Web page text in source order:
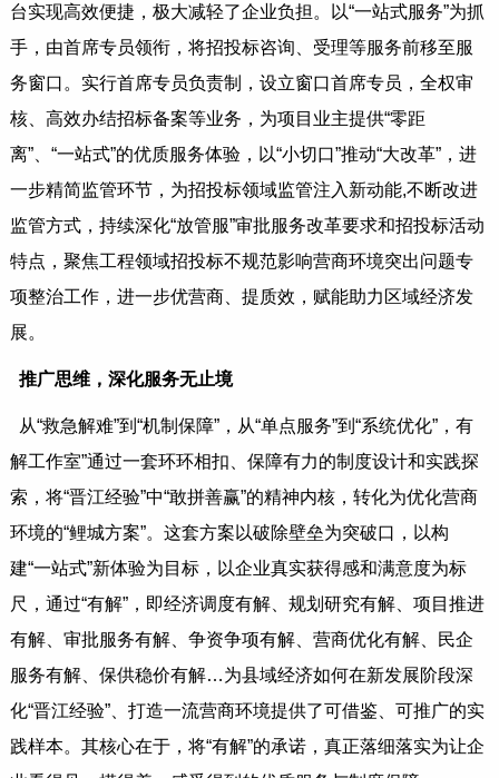
台实现高效便捷，极大减轻了企业负担。以“一站式服务”为抓
手，由首席专员领衔，将招投标咨询、受理等服务前移至服
务窗口。实行首席专员负责制，设立窗口首席专员，全权审
核、高效办结招标备案等业务，为项目业主提供“零距
离”、“一站式”的优质服务体验，以“小切口”推动“大改革”，进
一步精简监管环节，为招投标领域监管注入新动能,不断改进
监管方式，持续深化“放管服”审批服务改革要求和招投标活动
特点，聚焦工程领域招投标不规范影响营商环境突出问题专
项整治工作，进一步优营商、提质效，赋能助力区域经济发
展。
推广思维，深化服务无止境
从“救急解难”到“机制保障”，从“单点服务”到“系统优化”，有
解工作室”通过一套环环相扣、保障有力的制度设计和实践探
索，将“晋江经验”中“敢拼善赢”的精神内核，转化为优化营商
环境的“鲤城方案”。这套方案以破除壁垒为突破口，以构
建“一站式”新体验为目标，以企业真实获得感和满意度为标
尺，通过“有解”，即经济调度有解、规划研究有解、项目推进
有解、审批服务有解、争资争项有解、营商优化有解、民企
服务有解、保供稳价有解…为县域经济如何在新发展阶段深
化“晋江经验”、打造一流营商环境提供了可借鉴、可推广的实
践样本。其核心在于，将“有解”的承诺，真正落细落实为让企